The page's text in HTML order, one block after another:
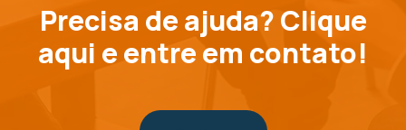
Precisa de ajuda? Clique
aqui e entre em contato!